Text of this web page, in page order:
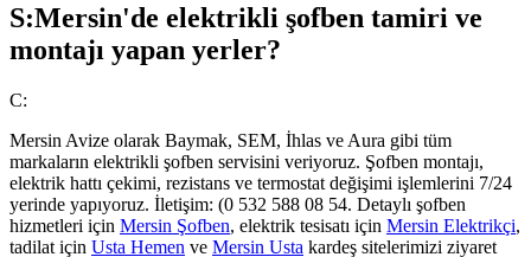
S:Mersin'de elektrikli şofben tamiri ve
montajı yapan yerler?
C:
Mersin Avize olarak Baymak, SEM, İhlas ve Aura gibi tüm
markaların elektrikli şofben servisini veriyoruz. Şofben montajı,
elektrik hattı çekimi, rezistans ve termostat değişimi işlemlerini 7/24
yerinde yapıyoruz. İletişim: (0 532 588 08 54. Detaylı şofben
hizmetleri için Mersin Şofben, elektrik tesisatı için Mersin Elektrikçi,
tadilat için Usta Hemen ve Mersin Usta kardeş sitelerimizi ziyaret